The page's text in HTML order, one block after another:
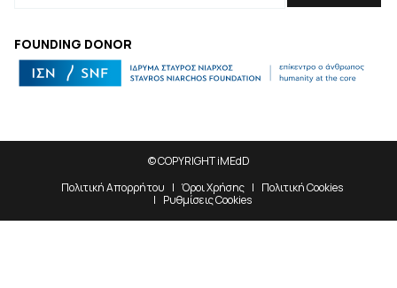
FOUNDING DONOR
© COPYRIGHT iMEdD
Πολιτική Απορρήτου
Όροι Χρήσης
Πολιτική Cookies
Ρυθμίσεις Cookies